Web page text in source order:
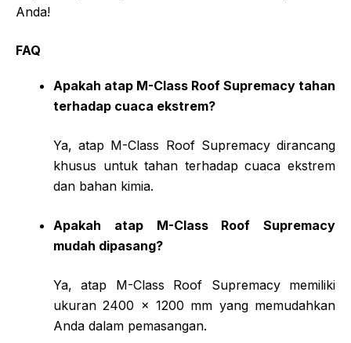
Anda!
FAQ
Apakah atap M-Class Roof Supremacy tahan
terhadap cuaca ekstrem?
Ya, atap M-Class Roof Supremacy dirancang
khusus untuk tahan terhadap cuaca ekstrem
dan bahan kimia.
Apakah atap M-Class Roof Supremacy
mudah dipasang?
Ya, atap M-Class Roof Supremacy memiliki
ukuran 2400 x 1200 mm yang memudahkan
Anda dalam pemasangan.